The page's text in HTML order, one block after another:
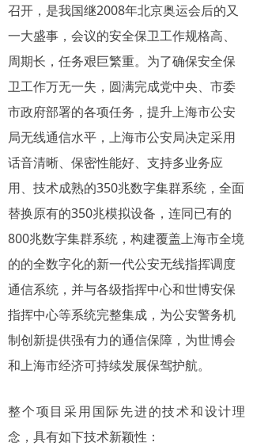
召开，是我国继2008年北京奥运会后的又
一大盛事，会议的安全保卫工作规格高、
周期长，任务艰巨繁重。为了确保安全保
卫工作万无一失，圆满完成党中央、市委
市政府部署的各项任务，提升上海市公安
局无线通信水平，上海市公安局决定采用
话音清晰、保密性能好、支持多业务应
用、技术成熟的350兆数字集群系统，全面
替换原有的350兆模拟设备，连同已有的
800兆数字集群系统，构建覆盖上海市全境
的的全数字化的新一代公安无线指挥调度
通信系统，并与各级指挥中心和世博安保
指挥中心等系统完整集成，为公安警务机
制创新提供强有力的通信保障，为世博会
和上海市经济可持续发展保驾护航。
整个项目采用国际先进的技术和设计理
念，具有如下技术新颖性：